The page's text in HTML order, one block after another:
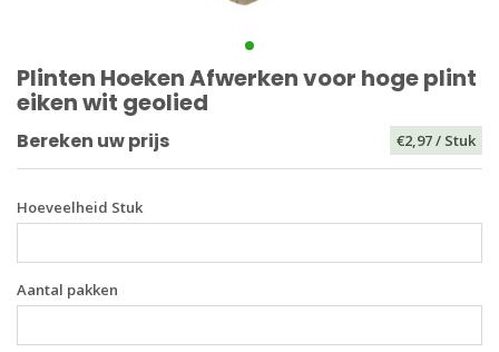
Plinten Hoeken Afwerken voor hoge plint
eiken wit geolied
Bereken uw prijs €2,97/ Stuk
Hoeveelheid Stuk
Aantal pakken